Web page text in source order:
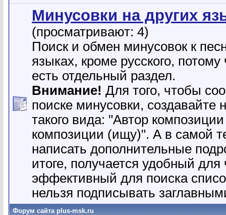
Минусовки на других
(просматривают: 4)
Поиск и обмен минусовок к
языках, кроме русского,
есть отдельный раздел.
Внимание! Для того, чтобы
поиске минусовки, создавайте
такого вида: "Автор
композиции (ищу)". А в самой
написать дополнительные
итоге, получается удобный для
эффективный для поиска
нельзя подписывать
Форум сайта plus-msk.ru